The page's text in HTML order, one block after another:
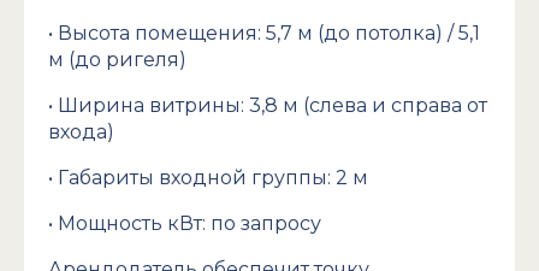
• Высота помещения: 5,7 м (до потолка) / 5,1
м (до ригеля)
• Ширина витрины: 3,8 м (слева и справа от
входа)
• Габариты входной группы: 2 м
• Мощность кВт: по запросу